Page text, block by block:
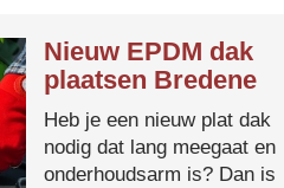
Nieuw EPDM dak
plaatsen Bredene
Heb je een nieuw plat dak
nodig dat lang meegaat en
onderhoudsarm is? Dan is